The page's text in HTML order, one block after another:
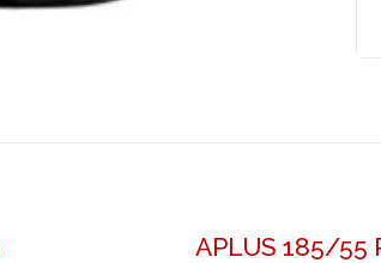
APLUS 185/55